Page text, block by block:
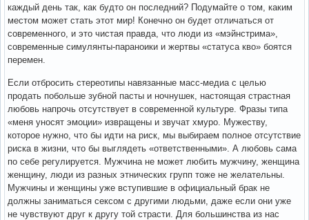
каждый день так, как будто он последний? Подумайте о том, каким
местом может стать этот мир! Конечно он будет отличаться от
современного, и это чистая правда, что люди из «мэйнстрима»,
современные симулянты-параноики и жертвы «статуса кво» боятся
перемен.
Если отбросить стереотипы навязанные масс-медиа с целью
продать побольше зубной пасты и ночнушек, настоящая страстная
любовь напрочь отсутствует в современной культуре. Фразы типа
«меня уносят эмоции» извращены и звучат хмуро. Мужеству,
которое нужно, что бы идти на риск, мы выбираем полное отсутствие
риска в жизни, что бы выглядеть «ответственными». А любовь сама
по себе регулируется. Мужчина не может любить мужчину, женщина
женщину, люди из разных этнических групп тоже не желательны.
Мужчины и женщины уже вступившие в официальный брак не
должны заниматься сексом с другими людьми, даже если они уже
не чувствуют друг к другу той страсти. Для большинства из нас